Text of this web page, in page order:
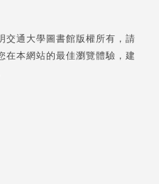
交通大學圖書館版權所有，請
在本網站的最佳瀏覽體驗，建